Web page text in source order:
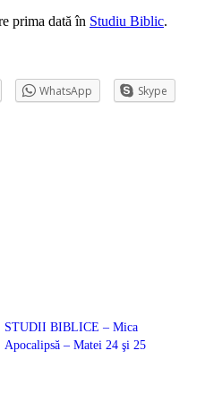
prima dată în Studiu Biblic.
WhatsApp Skype
STUDII BIBLICE – Mica
Apocalipsă – Matei 24 şi 25